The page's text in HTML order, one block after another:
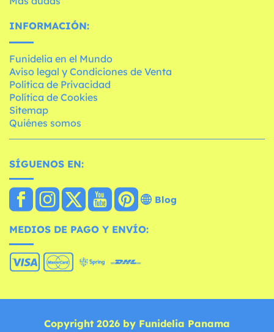
INFORMACIÓN:
Funidelia en el Mundo
Aviso legal y Condiciones de Venta
Política de Privacidad
Política de Cookies
Sitemap
Quiénes somos
SÍGUENOS EN:
Blog
MEDIOS DE PAGO Y ENVÍO:
Copyright 2026 by Funidelia Panama